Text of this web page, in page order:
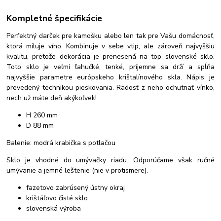
Kompletné špecifikácie
Perfektný darček pre kamošku alebo len tak pre Vašu domácnosť,
ktorá miluje víno. Kombinuje v sebe vtip, ale zároveň najvyššiu
kvalitu, pretože dekorácia je prenesená na top slovenské sklo.
Toto sklo je veľmi ľahučké, tenké, príjemne sa drží a spĺňa
najvyššie parametre európskeho krištalínového skla. Nápis je
prevedený technikou pieskovania. Radosť z neho ochutnať vínko,
nech už máte deň akýkoľvek!
H 260 mm
D 88 mm
Balenie: modrá krabička s potlačou
Sklo je vhodné do umývačky riadu. Odporúčame však ručné
umývanie a jemné leštenie (nie v protismere).
fazetovo zabrúsený ústny okraj
krištáľovo čisté sklo
slovenská výroba